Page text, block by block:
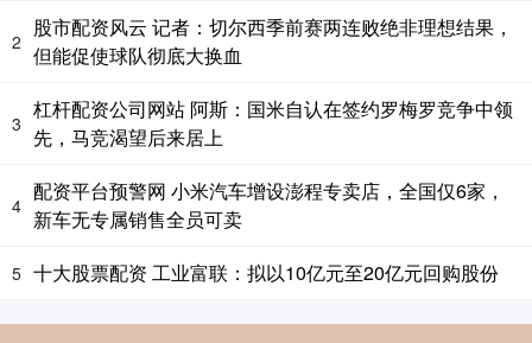
2
股市配资风云 记者：切尔西季前赛两连败绝非理想结果，
但能促使球队彻底大换血
3
杠杆配资公司网站 阿斯：国米自认在签约罗梅罗竞争中领
先，马竞渴望后来居上
4
配资平台预警网 小米汽车增设澎程专卖店，全国仅6家，
新车无专属销售全员可卖
5 十大股票配资 工业富联：拟以10亿元至20亿元回购股份